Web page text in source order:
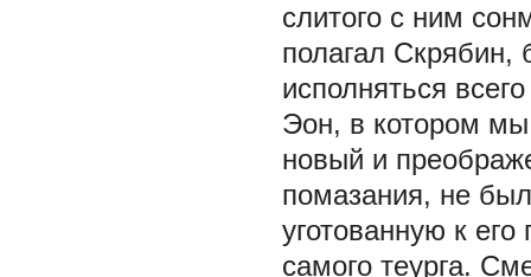
слитого с ним
полагал Скрябин,
исполняться
Эон, в котором мы
новый и
помазания, не
уготованную к
самого теурга.